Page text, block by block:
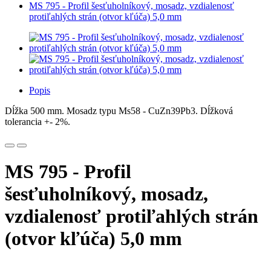
MS 795 - Profil šesťuholníkový, mosadz, vzdialenosť
protiľahlých strán (otvor kľúča) 5,0 mm
Popis
Dĺžka 500 mm. Mosadz typu Ms58 - CuZn39Pb3. Dĺžková
tolerancia +- 2%.
MS 795 - Profil
šesťuholníkový, mosadz,
vzdialenosť protiľahlých strán
(otvor kľúča) 5,0 mm